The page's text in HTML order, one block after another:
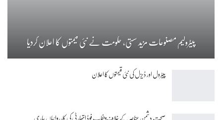
پیٹرولیم مصنوعات مزید سستی، حکومت نے نئی قیمتوں کا اعلان کردیا
پیٹرول اور ڈیزل کی نئی قیمتوں کا اعلان
صحت دشمن عناصر کے خلاف پنجاب فوڈ اتھارٹی کی کارروائیاں جاری